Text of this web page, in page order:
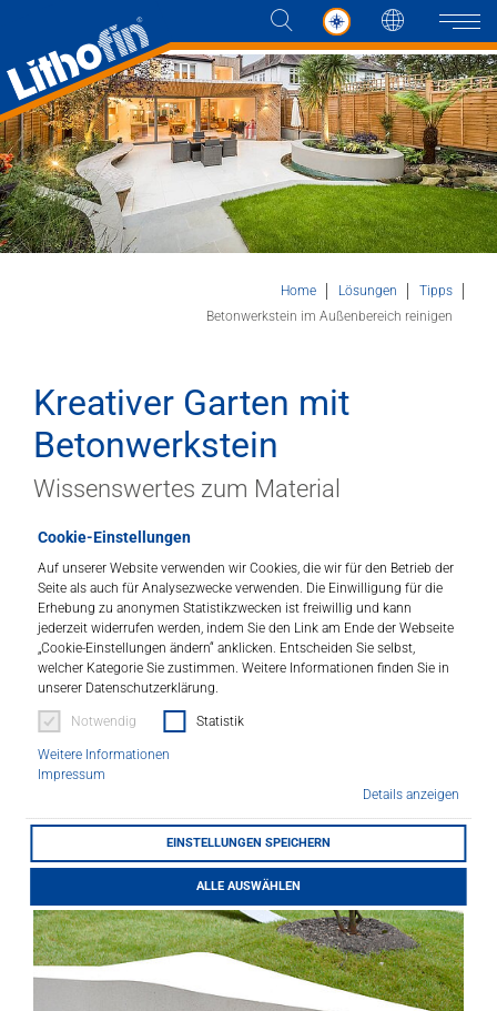
Cookie-Einstellungen
Auf unserer Website verwenden wir Cookies, die wir für den Betrieb der
Seite als auch für Analysezwecke verwenden. Die Einwilligung für die
Erhebung zu anonymen Statistikzwecken ist freiwillig und kann
jederzeit widerrufen werden, indem Sie den Link am Ende der Webseite
„Cookie-Einstellungen ändern“ anklicken. Entscheiden Sie selbst,
welcher Kategorie Sie zustimmen. Weitere Informationen finden Sie in
unserer Datenschutzerklärung.
Notwendig Statistik
Weitere Informationen
Impressum
Details anzeigen
EINSTELLUNGEN SPEICHERN
ALLE AUSWÄHLEN
Sprache
Produkte
Lösungen
Kontakt
HÄNDLERSUCHE
Download
Home Lösungen
Tipps
Betonwerkstein im Außenbereich reinigen
Kreativer Garten mit
Betonwerkstein
Wissenswertes zum Material
Design von der Stange war einmal... Individuelle
Gestaltung von Haus und Garten ist ein Wunsch, den
Bauherren sich mit innovativen Baumaterialien wie
Betonwerkstein erfüllen können. Moderne
Herstellungsverfahren ermöglichen, Terrassenplatten in
vielfältiger Form und Textur zu gestalten bis hin zu
täuschend echt wirkenden Naturstein- und
Holzoptiken. Werterhaltende Reinigung und Pflege
erlaubt langanhaltende Freude an den kreativen
Gestaltungselementen.